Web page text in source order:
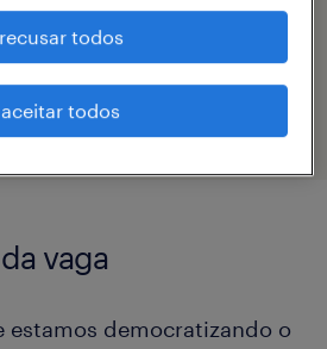
vaga
estamos democratizando o
recusar todos
aceitar todos